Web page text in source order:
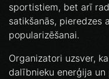
sportistiem, bet arī
satikšanās, pieredzes
popularizēšanai.
Organizatori uzsver,
dalībnieku enerģija